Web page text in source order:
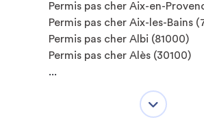
Permis pas cher Aix-en-
Permis pas cher Aix-les-Bains
Permis pas cher Albi (81000)
Permis pas cher Alès (30100)
...